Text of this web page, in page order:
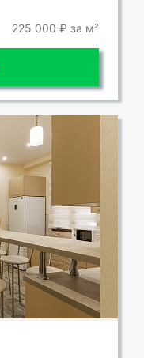
225 000 ₽ за м²